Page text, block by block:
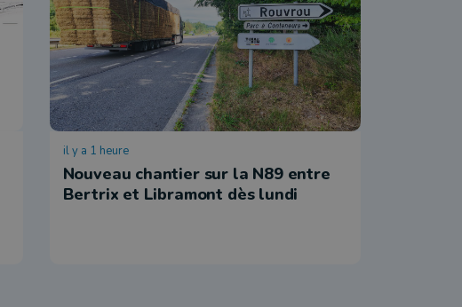
il y a 1 heure
Nouveau chantier sur la N89 entre
Bertrix et Libramont dès lundi